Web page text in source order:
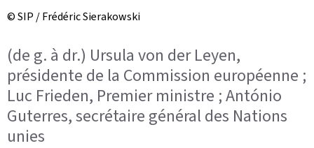
© SIP / Frédéric Sierakowski
(de g. à dr.) Ursula von der Leyen,
présidente de la Commission européenne ;
Luc Frieden, Premier ministre ; António
Guterres, secrétaire général des Nations
unies